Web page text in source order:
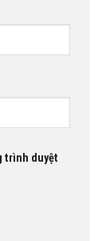
trình duyệt